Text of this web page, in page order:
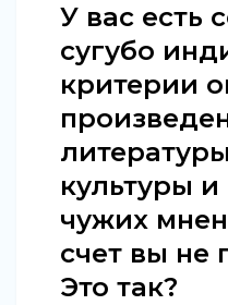
У вас есть
сугубо
критерии
культуры
чужих
счет вы не
Это так?